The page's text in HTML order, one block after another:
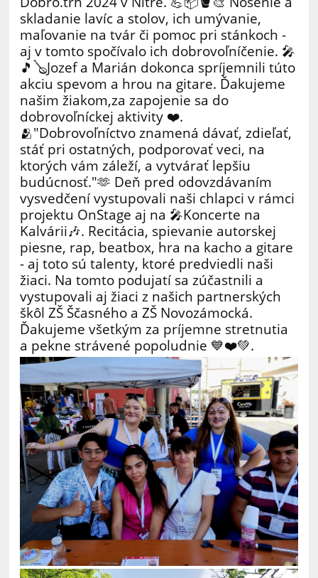
skladanie lavíc a stolov, ich umývanie,
maľovanie na tvár či pomoc pri stánkoch -
aj v tomto spočívalo ich dobrovoľníčenie. 🎤
🎵🪕Jozef a Marián dokonca spríjemnili túto
akciu spevom a hrou na gitare. Ďakujeme
našim žiakom,za zapojenie sa do
dobrovoľníckej aktivity ❤️.
🫂"Dobrovoľníctvo znamená dávať, zdieľať,
stáť pri ostatných, podporovať veci, na
ktorých vám záleží, a vytvárať lepšiu
budúcnosť."🫶 Deň pred odovzdávaním
vysvedčení vystupovali naši chlapci v rámci
projektu OnStage aj na 🎤Koncerte na
Kalvárii🎶. Recitácia, spievanie autorskej
piesne, rap, beatbox, hra na kacho a gitare
- aj toto sú talenty, ktoré predviedli naši
žiaci. Na tomto podujatí sa zúčastnili a
vystupovali aj žiaci z našich partnerských
škôl ZŠ Ščasného a ZŠ Novozámocká.
Ďakujeme všetkým za príjemne stretnutia
a pekne strávené popoludnie 💙❤️💚.